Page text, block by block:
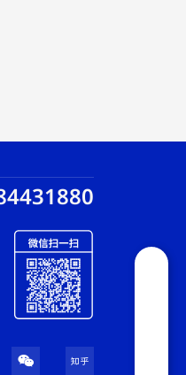
W
i
x
Z
i
h